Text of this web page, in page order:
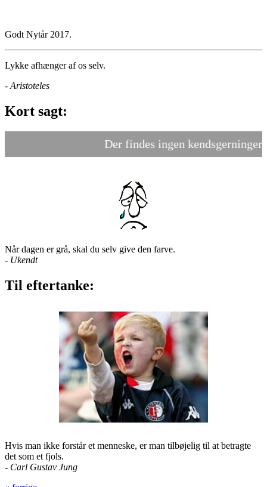
Godt Nytår 2017.
Lykke afhænger af os selv.
- Aristoteles
Kort sagt:
Der findes ingen
Når dagen er grå, skal du selv give den farve.
- Ukendt
Til eftertanke:
Hvis man ikke forstår et menneske, er man tilbøjelig til at betragte
det som et fjols.
- Carl Gustav Jung